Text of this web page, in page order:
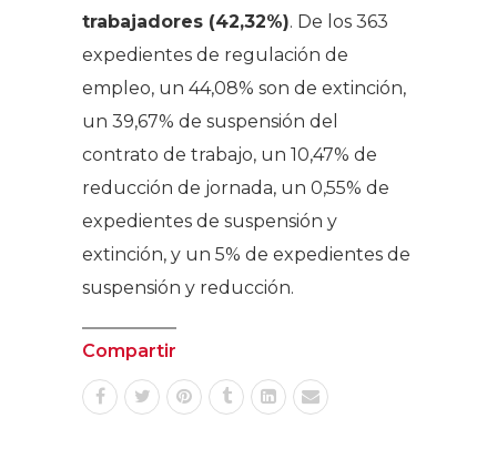
trabajadores (42,32%). De los 363
expedientes de regulación de
empleo, un 44,08% son de extinción,
un 39,67% de suspensión del
contrato de trabajo, un 10,47% de
reducción de jornada, un 0,55% de
expedientes de suspensión y
extinción, y un 5% de expedientes de
suspensión y reducción.
Compartir